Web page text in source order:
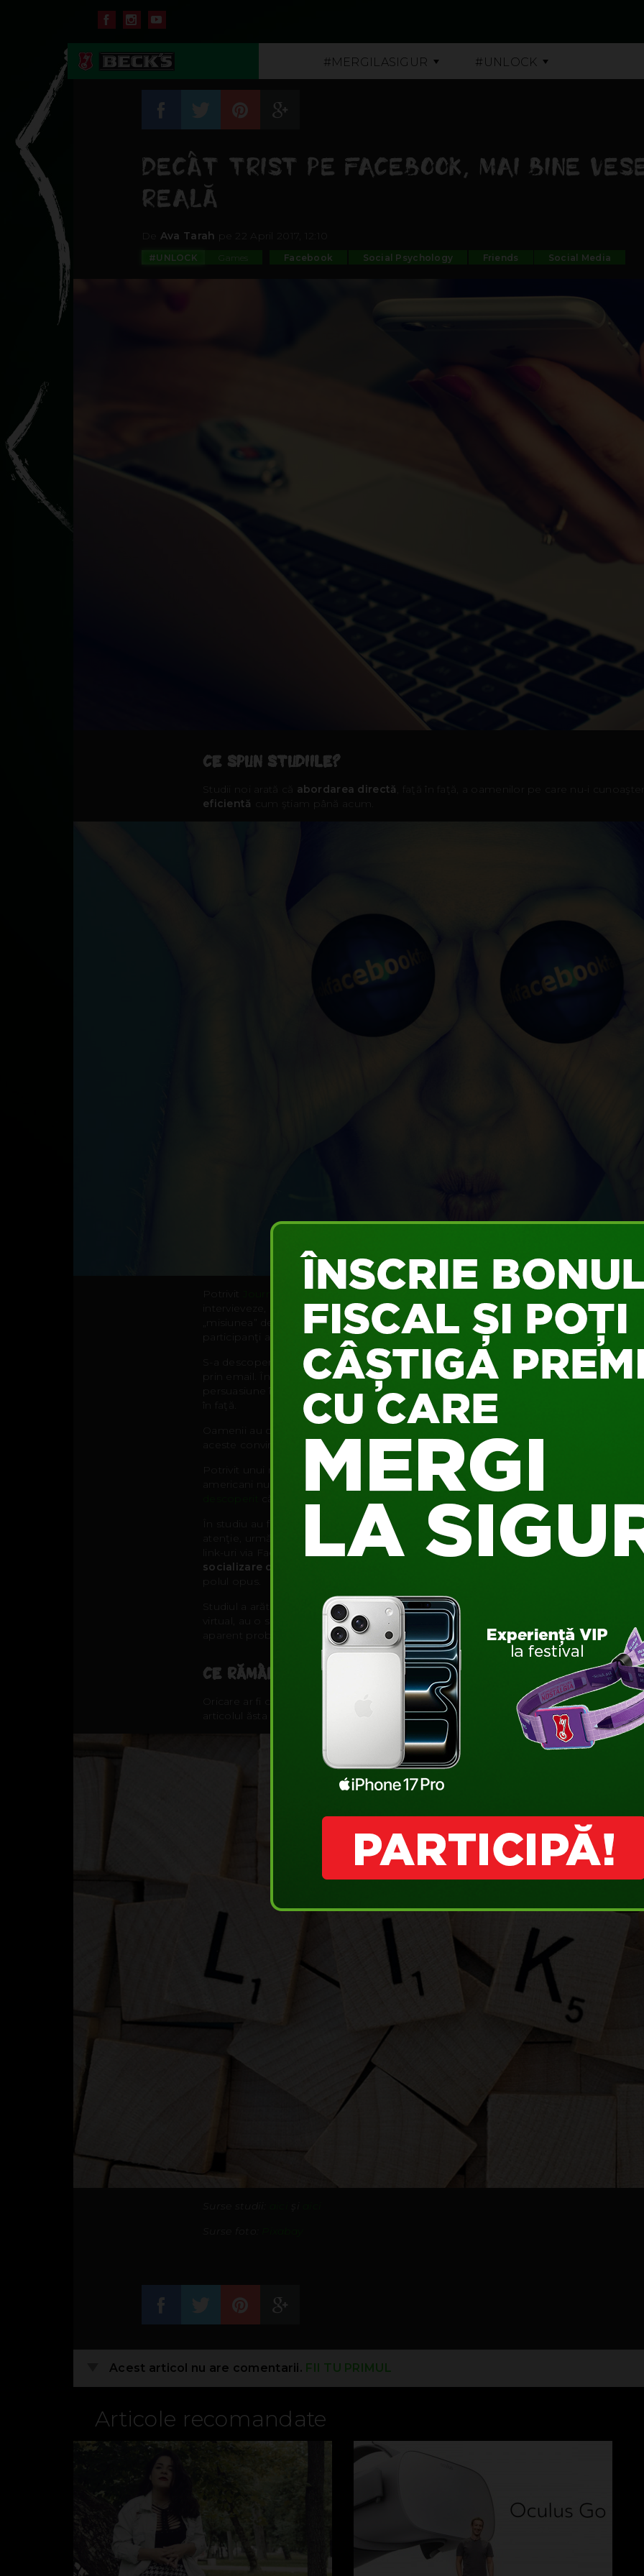
#MERGILASIGUR #UNLOCK
DECÂT TRIST PE FACEBOOK, MAI BINE
REALĂ
Ava Tarah pe 22 April 2017, 12:10
#UNLOCK Games Facebook Social Psychology Friends Social Media
CE SPUN STUDIILE?
Studii noi arată că abordarea directă
, faţă în faţă, a oamenilor pe care nu-i
eficientă
cum ştiam până acum.
Potrivit Journal of Experimental Social Psychology
, cercetătorii au cerut unui grup
intervieveze, pentru un sondaj, 450 de persoane pe care nu le cunoşteau. O parte
„misiunea” de a-i aborda faţă în faţă pe străini, iar cealaltă parte – prin intermediul
participanţi au folosit aceleaşi tipuri de replici, spuse/scrise în acelaşi fel.
S-a descoperit că
solicitările făcute de faţăcu interlocutorii au fost de 34 de ori
prin email. În egală măsură, cercetătorii au observat că unii dintre participanţi şi-au
persuasiune în interacţiunile prin email, iar alţii şi-au subestimat puterea de
în faţă.
aceste convingeri pot deveni un trend. Până la proba contrară, răspunsul este
Potrivit unui nou studiu, cu cât stai mai mult pe Facebook
americani nu neagă faptul că interacţiunile sociale sunt sănătoase şi necesare în
În studiu au fost cuprinşi 5.208 participanţi, a căror activitate pe reţeaua de
atenţie, urmărindu-se în principal frecvenţa cu care postau mesaje pe
wall-ul
lor,
link-uri via Facebook şi-şi actualizau profilurile. Rezultatul? – Per ansamblu, s-a
socializare din lumea reală
polul opus.
Studiul a arătat că utilizatorii de Facebook care se întâlnesc cu prietenii şi în viaţa
virtual, au o satisfacţie personală mai mare. Iar utilizatorii de Facebook care-şi dau
aparent probleme cu satisfacţia personală.
CE RĂMÂNE DE FĂCUT?
Oricare ar fi convingerile tale, noi te invităm la mult zen, alături de Beck’s şi prietenii
articolul ăsta că poate vă-ncingeţi la o ieşire mai târziu :)
Surse studii:
Surse foto:
Acest articol nu are comentarii. FII TU PRIMUL
Articole recomandate